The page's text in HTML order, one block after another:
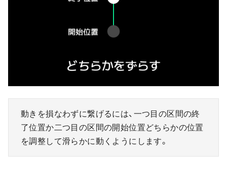
動きを損なわずに繋げるには、一つ目の区間の終
了位置か二つ目の区間の開始位置どちらかの位置
を調整して滑らかに動くようにします。